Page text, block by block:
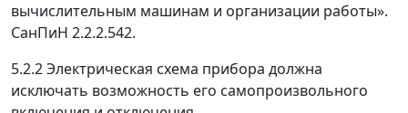
вычислительным машинам и организации работы».
СанПиН 2.2.2.542.
5.2.2Электрическая схема прибора должна
исключать возможность его самопроизвольного